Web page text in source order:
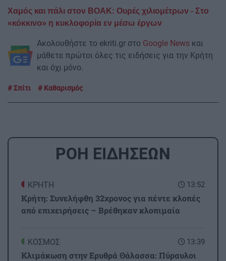
Χαμός και πάλι στον ΒΟΑΚ: Ουρές χιλιομέτρων - Στο
«κόκκινο» η κυκλοφορία εν μέσω έργων
Ακολουθήστε το ekriti.gr στο Google News και
μάθετε πρώτοι όλες τις ειδήσεις για την Κρήτη
και όχι μόνο.
Σπίτι Καθαρισμός
ΡΟΗ ΕΙΔΗΣΕΩΝ
13:52
ΚΡΗΤΗ
Κρήτη: Συνελήφθη 32χρονος για πέντε κλοπές
από επιχειρήσεις – Βρέθηκαν κλοπιμαία
13:39
ΚΟΣΜΟΣ
Κλιμάκωση στην Ερυθρά Θάλασσα: Πύραυλοι